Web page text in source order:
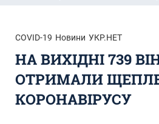
COVID-19 Новини УКР.НЕТ
НА ВИХІДНІ 739
ОТРИМАЛИ
КОРОНАВІРУСУ